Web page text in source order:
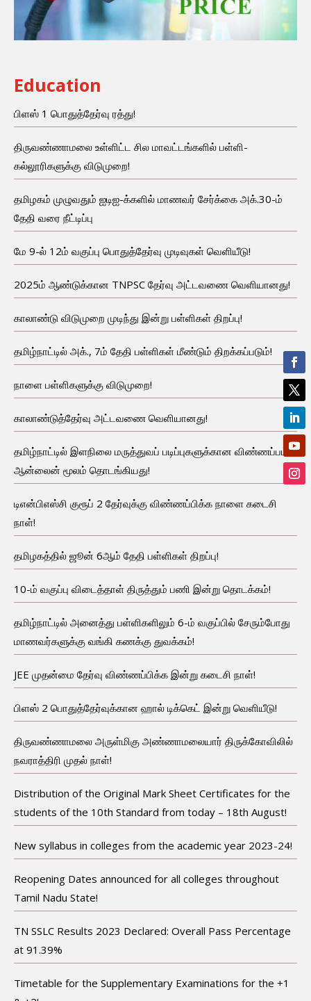
Education
பிளஸ் 1 பொதுத்தேர்வு ரத்து!
திருவண்ணாமலை உள்ளிட்ட சில மாவட்டங்களில் பள்ளி-
கல்லூரிகளுக்கு விடுமுறை!
தமிழகம் முழுவதும் ஐடிஐ-க்களில் மாணவர் சேர்க்கை அக்.30-ம்
தேதி வரை நீட்டிப்பு
மே 9-ல் 12ம் வகுப்பு பொதுத்தேர்வு முடிவுகள் வெளியீடு!
2025ம் ஆண்டுக்கான TNPSC தேர்வு அட்டவணை வெளியானது!
காலாண்டு விடுமுறை முடிந்து இன்று பள்ளிகள் திறப்பு!
தமிழ்நாட்டில் அக்., 7ம் தேதி பள்ளிகள் மீண்டும் திறக்கப்படும்!
நாளை பள்ளிகளுக்கு விடுமுறை!
காலாண்டுத்தேர்வு அட்டவணை வெளியானது!
தமிழ்நாட்டில் இளநிலை மருத்துவப் படிப்புகளுக்கான விண்ணப்பம்
ஆன்லைன் மூலம் தொடங்கியது!
டிஎன்பிஎஸ்சி குரூப் 2 தேர்வுக்கு விண்ணப்பிக்க நாளை கடைசி
நாள்!
தமிழகத்தில் ஜூன் 6ஆம் தேதி பள்ளிகள் திறப்பு!
10-ம் வகுப்பு விடைத்தாள் திருத்தும் பணி இன்று தொடக்கம்!
தமிழ்நாட்டில் அனைத்து பள்ளிகளிலும் 6-ம் வகுப்பில் சேரும்போது
மாணவர்களுக்கு வங்கி கணக்கு துவக்கம்!
JEE முதன்மை தேர்வு விண்ணப்பிக்க இன்று கடைசி நாள்!
பிளஸ் 2 பொதுத்தேர்வுக்கான ஹால் டிக்கெட் இன்று வெளியீடு!
திருவண்ணாமலை அருள்மிகு அண்ணாமலையார் திருக்கோவிலில்
நவராத்திரி முதல் நாள்!
Distribution of the Original Mark Sheet Certificates for the
students of the 10th Standard from today – 18th August!
New syllabus in colleges from the academic year 2023-24!
Reopening Dates announced for all colleges throughout
Tamil Nadu State!
TN SSLC Results 2023 Declared: Overall Pass Percentage
at 91.39%
Timetable for the Supplementary Examinations for the +1